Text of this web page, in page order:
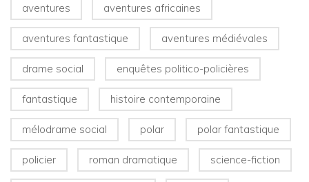
aventures aventures africaines
aventures fantastique aventures médiévales
drame social enquêtes politico-policières
fantastique histoire contemporaine
mélodrame social polar polar fantastique
policier roman dramatique science-fiction